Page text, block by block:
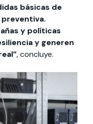
básicas de
y políticas
y generen
, concluye.